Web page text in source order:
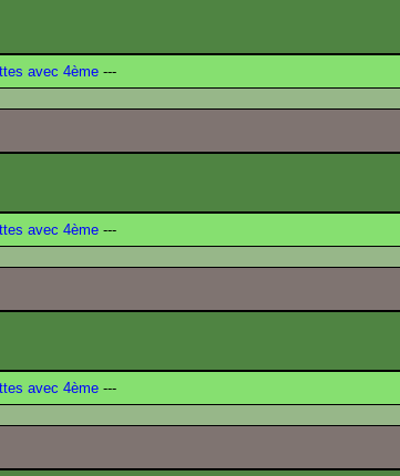
avec 4ème ---
avec 4ème ---
avec 4ème ---